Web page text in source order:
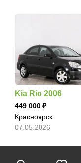
Kia Rio 2006
449 000
Красноярск
07.05.2026